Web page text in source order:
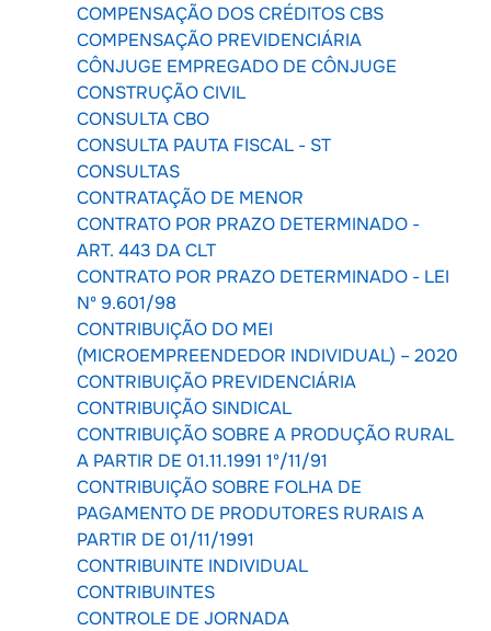
COMPENSAÇÃO DOS CRÉDITOS CBS
COMPENSAÇÃO PREVIDENCIÁRIA
CÔNJUGE EMPREGADO DE CÔNJUGE
CONSTRUÇÃO CIVIL
CONSULTA CBO
CONSULTA PAUTA FISCAL - ST
CONSULTAS
CONTRATAÇÃO DE MENOR
CONTRATO POR PRAZO DETERMINADO -
ART. 443 DA CLT
CONTRATO POR PRAZO DETERMINADO - LEI
Nº 9.601/98
CONTRIBUIÇÃO DO MEI
(MICROEMPREENDEDOR INDIVIDUAL) – 2020
CONTRIBUIÇÃO PREVIDENCIÁRIA
CONTRIBUIÇÃO SINDICAL
CONTRIBUIÇÃO SOBRE A PRODUÇÃO RURAL
A PARTIR DE 01.11.1991 1º/11/91
CONTRIBUIÇÃO SOBRE FOLHA DE
PAGAMENTO DE PRODUTORES RURAIS A
PARTIR DE 01/11/1991
CONTRIBUINTE INDIVIDUAL
CONTRIBUINTES
CONTROLE DE JORNADA